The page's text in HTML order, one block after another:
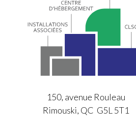
150, avenue Rouleau
Rimouski, QC G5L 5T1